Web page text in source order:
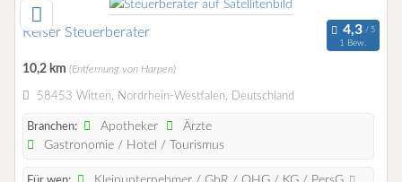
Reiser Steuerberater
1 Bew.
10,2 km (Entfernung von Harpen)
58453 Witten, Nordrhein-Westfalen, Deutschland
Branchen: Apotheker
Ärzte
Gastronomie / Hotel / Tourismus